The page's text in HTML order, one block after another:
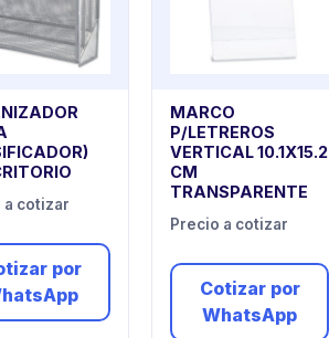
a cotizar
por
MARCO
P/LETREROS
VERTICAL 10.1X15.2
CM
TRANSPARENTE
Precio a cotizar
Cotizar por
WhatsApp